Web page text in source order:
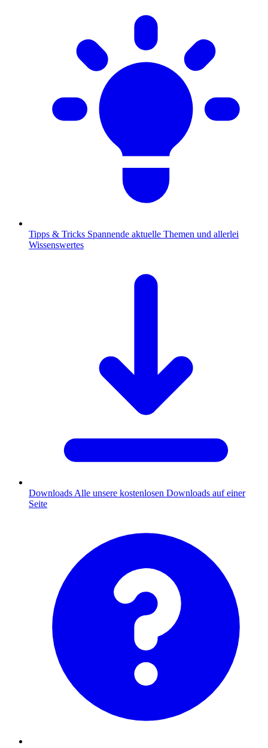
Tipps & Tricks Spannende aktuelle Themen und allerlei
Wissenswertes
Downloads Alle unsere kostenlosen Downloads auf einer
Seite